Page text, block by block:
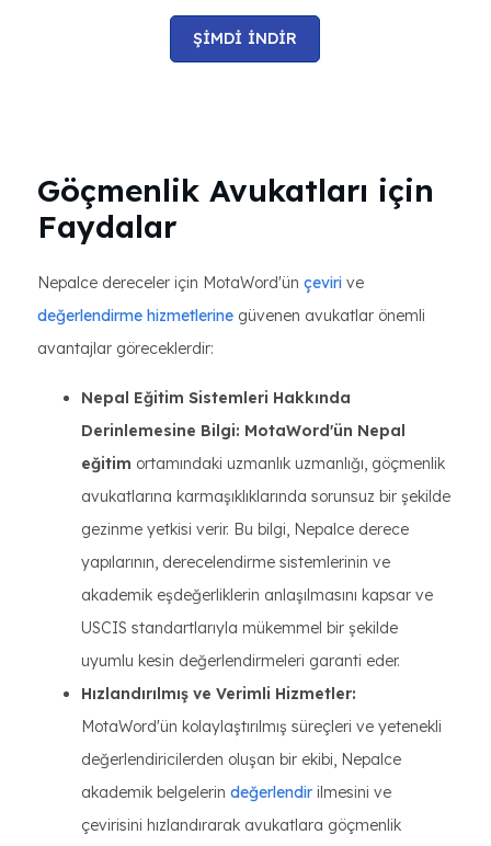
ŞİMDİ İNDİR
Göçmenlik Avukatları için
Faydalar
Nepalce dereceler için MotaWord'ün çeviri ve
değerlendirme hizmetlerine güvenen avukatlar önemli
avantajlar göreceklerdir:
Nepal Eğitim Sistemleri Hakkında
Derinlemesine Bilgi: MotaWord'ün Nepal
eğitim ortamındaki uzmanlık uzmanlığı, göçmenlik
avukatlarına karmaşıklıklarında sorunsuz bir şekilde
gezinme yetkisi verir. Bu bilgi, Nepalce derece
yapılarının, derecelendirme sistemlerinin ve
akademik eşdeğerliklerin anlaşılmasını kapsar ve
USCIS standartlarıyla mükemmel bir şekilde
uyumlu kesin değerlendirmeleri garanti eder.
Hızlandırılmış ve Verimli Hizmetler:
MotaWord'ün kolaylaştırılmış süreçleri ve yetenekli
değerlendiricilerden oluşan bir ekibi, Nepalce
akademik belgelerin değerlendir ilmesini ve
çevirisini hızlandırarak avukatlara göçmenlik